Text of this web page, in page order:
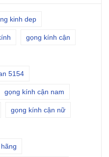
kinh dep
gọng kính cận
5154
gọng kính cận nam
gọng kính cận nữ